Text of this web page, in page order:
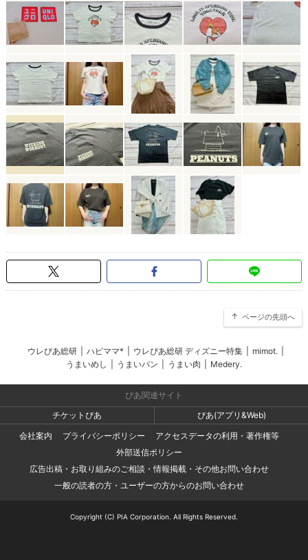
ページの先頭へ
ウレぴあ総研 ハピママ* ウレぴあ総研 ディズニー特集 mimot.
うまいめし
うまいパン うまい肉 Medery.
ぴあ関連サイト
チケットぴあ
ぴあ(アプリ&Web)
会社案内
プライバシーポリシー
アクセスデータの利用・著作権等
外部送信ポリシー
広告出稿・お取り組みのご相談・情報掲載・その他お問い合わせ
一般の読者の方・ユーザーの方からのお問い合わせ
Copyright (C) PIA Corporation. All Rights Reserved.